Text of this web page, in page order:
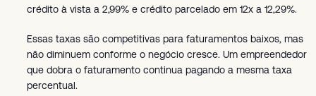
crédito à vista a 2,99% e crédito parcelado em 12x a 12,29%.
Essas taxas são competitivas para faturamentos baixos, mas
não diminuem conforme o negócio cresce. Um empreendedor
que dobra o faturamento continua pagando a mesma taxa
percentual.